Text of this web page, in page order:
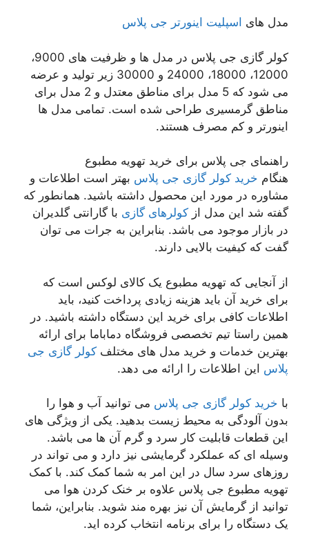
مدل های اسپلیت اینورتر جی پلاس
کولر گازی جی پلاس در مدل ها و ظرفیت های 9000،
12000، 18000، 24000 و 30000 زیر تولید و عرضه
می شود که 5 مدل برای مناطق معتدل و 2 مدل برای
مناطق گرمسیری طراحی شده است. تمامی مدل ها
اینورتر و کم مصرف هستند.
راهنمای جی پلاس برای خرید تهویه مطبوع
هنگام خرید کولر گازی جی پلاس بهتر است اطلاعات و
مشاوره در مورد این محصول داشته باشید. همانطور که
گفته شد این مدل از کولرهای گازی با گارانتی گلدیران
در بازار موجود می باشد. بنابراین به جرات می توان
گفت که کیفیت بالایی دارند.
از آنجایی که تهویه مطبوع یک کالای لوکس است که
برای خرید آن باید هزینه زیادی پرداخت کنید، باید
اطلاعات کافی برای خرید این دستگاه داشته باشید. در
همین راستا تیم تخصصی فروشگاه دماباما برای ارائه
بهترین خدمات و خرید مدل های مختلف کولر گازی جی
پلاس این اطلاعات را ارائه می دهد.
با خرید کولر گازی جی پلاس می توانید آب و هوا را
بدون آلودگی به محیط زیست بدهید. یکی از ویژگی های
این قطعات قابلیت کار سرد و گرم آن ها می باشد.
وسیله ای که عملکرد گرمایشی نیز دارد و می تواند در
روزهای سرد سال در این امر به شما کمک کند. با کمک
تهویه مطبوع جی پلاس علاوه بر خنک کردن هوا می
توانید از گرمایش آن نیز بهره مند شوید. بنابراین، شما
یک دستگاه را برای برنامه انتخاب کرده اید.